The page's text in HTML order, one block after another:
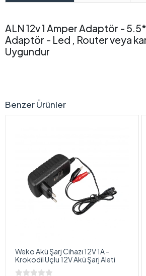
ALN 12v 1 Amper Adaptör -
Adaptör - Led , Router veya
Uygundur
Benzer Ürünler
Weko Akü Şarj Cihazı 12V 1A -
Krokodil Uçlu 12V Akü Şarj Aleti